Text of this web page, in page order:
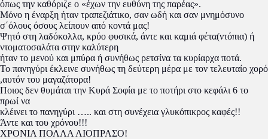
όπως την καθόριζε ο «έχων την ευθύνη της παρέας».
Μόνο η έναρξη ήταν τραπεζιάτικο, σαν ωδή και σαν μνημόσυνο
σ΄όλους όσους λείπουν από κοντά μας!
Ψητό στη λαδόκολλα, κρύο φυσικά, άντε και καμιά φέτα(ντόπια) ή
ντοματοσαλάτα στην καλύτερη
ήταν το μενού και μπύρα ή συνήθως ρετσίνα τα κυρίαρχα ποτά.
Το πανηγύρι έκλεινε συνήθως τη δεύτερη μέρα με τον τελευταίο χορό
,αυτόν του μαγαζάτορα!
Ποιος δεν θυμάται την Κυρά Σοφία με το ποτήρι στο κεφάλι 6 το
πρωί να
κλέινει το πανηγύρι ….. και στη συνέχεια γλυκόπικρος καφές!!
Άντε και του χρόνου!!!
ΧΡΟΝΙΑ ΠΟΛΛΑ ΛΙΟΠΡΑΣΟ!